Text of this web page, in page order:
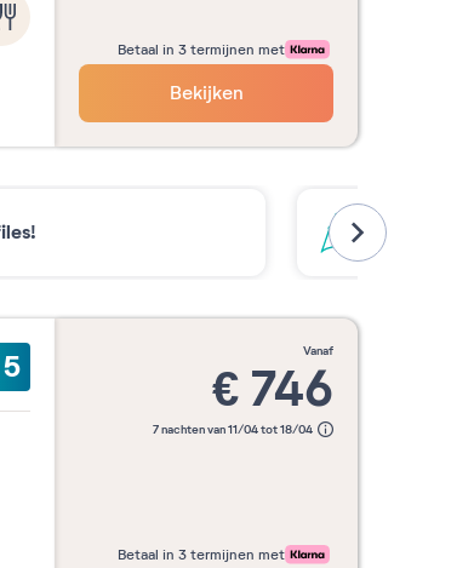
Betaal in 3 termijnen met
Bekijken
De pistes
5 vanaf
€ 746
7 nachten van 11/04 tot 18/04
Betaal in 3 termijnen met